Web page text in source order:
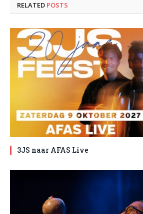
RELATED POSTS
3JS naar AFAS Live